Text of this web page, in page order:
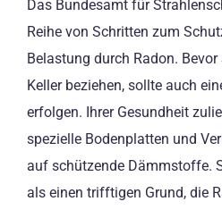
Das Bundesamt für
Reihe von Schritten zum
Belastung durch Radon.
Keller beziehen, sollte auch
erfolgen. Ihrer Gesundheit
spezielle Bodenplatten und
auf schützende Dämmstoffe.
als einen trifftigen Grund, die